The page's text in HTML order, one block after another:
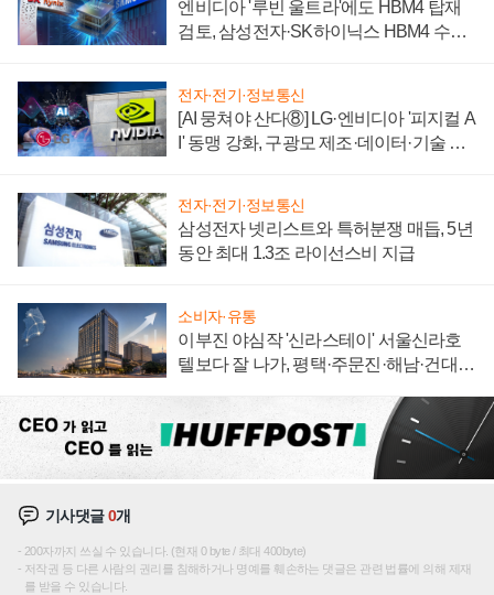
엔비디아 '루빈 울트라'에도 HBM4 탑재
검토, 삼성전자·SK하이닉스 HBM4 수율
전자·전기·정보통신
[AI 뭉쳐야 산다⑧] LG·엔비디아 '피지컬 A
I' 동맹 강화, 구광모 제조·데이터·기술 결
전자·전기·정보통신
삼성전자 넷리스트와 특허분쟁 매듭, 5년
동안 최대 1.3조 라이선스비 지급
소비자·유통
이부진 야심작 '신라스테이' 서울신라호
텔보다 잘 나가, 평택·주문진·해남·건대로
기사댓글0개
200자까지 쓰실 수 있습니다. (현재 0 byte / 최대 400byte)
저작권 등 다른 사람의 권리를 침해하거나 명예를 훼손하는 댓글은 관련 법률에 의해 제재
를 받을 수 있습니다.